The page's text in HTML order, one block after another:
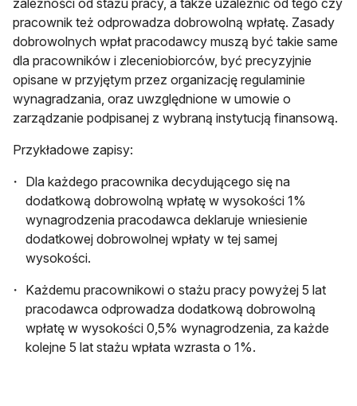
pracownik też odprowadza dobrowolną wpłatę. Zasady
dobrowolnych wpłat pracodawcy muszą być takie same
dla pracowników i zleceniobiorców, być precyzyjnie
opisane w przyjętym przez organizację regulaminie
wynagradzania, oraz uwzględnione w umowie o
zarządzanie podpisanej z wybraną instytucją finansową.
Przykładowe zapisy:
Dla każdego pracownika decydującego się na
dodatkową dobrowolną wpłatę w wysokości 1%
wynagrodzenia pracodawca deklaruje wniesienie
dodatkowej dobrowolnej wpłaty w tej samej
wysokości.
Każdemu pracownikowi o stażu pracy powyżej 5 lat
pracodawca odprowadza dodatkową dobrowolną
wpłatę w wysokości 0,5% wynagrodzenia, za każde
kolejne 5 lat stażu wpłata wzrasta o 1%.